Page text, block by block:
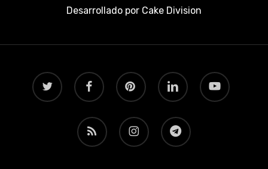
Desarrollado porCake Division
twitter facebook pinterest linkedin youtube
RSS instagram telegram